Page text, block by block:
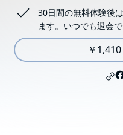
30日間の無料体験後
ます。いつでも退会で
￥